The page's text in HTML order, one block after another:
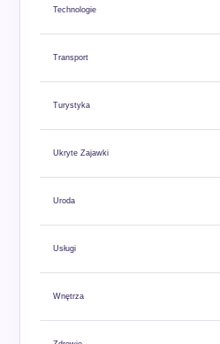
Technologie
Transport
Turystyka
Ukryte Zajawki
Uroda
Usługi
Wnętrza